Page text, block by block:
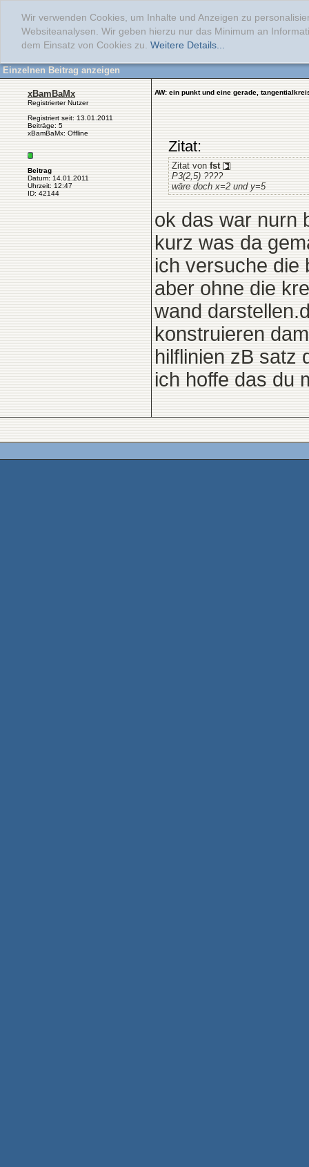
Wir verwenden Cookies, um Inhalte und Anzeigen zu
Websiteanalysen. Wir geben hierzu nur das Minimum an
dem Einsatz von Cookies zu. Weitere Details...
Einzelnen Beitrag anzeigen
xBamBaMx
Registrierter Nutzer
Registriert seit: 13.01.2011
Beiträge: 5
xBamBaMx: Offline
Beitrag
Datum: 14.01.2011
Uhrzeit: 12:47
ID: 42144
AW: ein punkt und eine gerade,
Zitat:
Zitat von fst
P3(2,5) ????
wäre doch x=2 und y=5
ok das war nurn
kurz was da
ich versuche die
aber ohne die
wand
konstruieren
hilflinien zB satz
ich hoffe das du